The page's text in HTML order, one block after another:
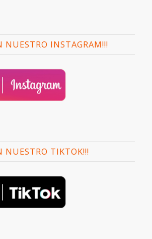
NUESTRO INSTAGRAM!!!
NUESTRO TIKTOK!!!